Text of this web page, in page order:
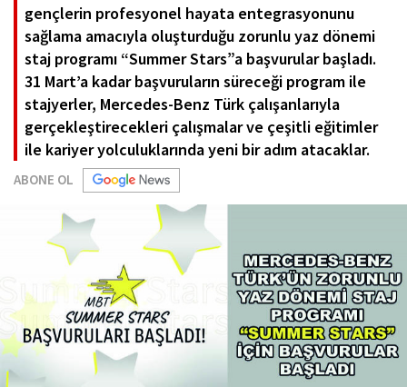
gençlerin profesyonel hayata entegrasyonunu
sağlama amacıyla oluşturduğu zorunlu yaz dönemi
staj programı “Summer Stars”a başvurular başladı.
31 Mart’a kadar başvuruların süreceği program ile
stajyerler, Mercedes-Benz Türk çalışanlarıyla
gerçekleştirecekleri çalışmalar ve çeşitli eğitimler
ile kariyer yolculuklarında yeni bir adım atacaklar.
ABONE OL